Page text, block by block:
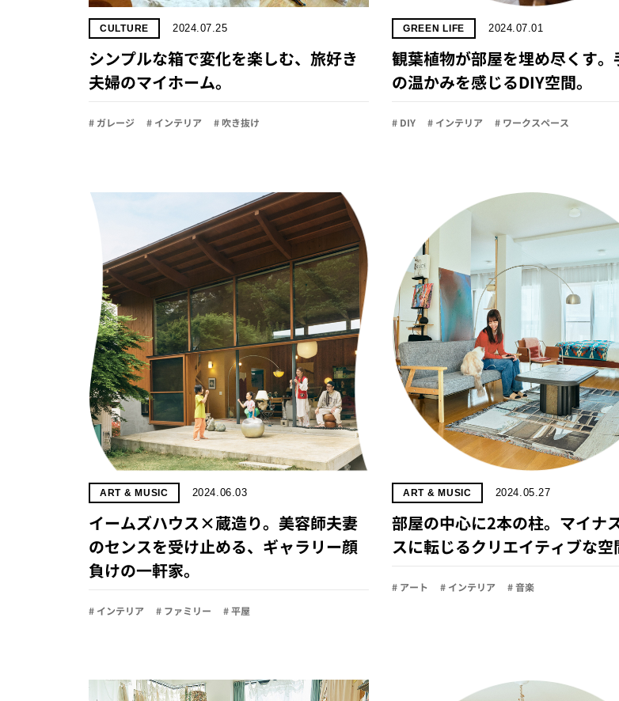
CULTURE 2024.07.25
シンプルな箱で変化を楽しむ、旅好き
夫婦のマイホーム。
# ガレージ # インテリア # 吹き抜け
GREEN LIFE 2024.07.01
観葉植物が部屋を埋め尽くす。
の温かみを感じるDIY空間。
# DIY # インテリア # ワークスペース
ART & MUSIC 2024.06.03
イームズハウス×蔵造り。美容師夫妻
のセンスを受け止める、ギャラリー顔
負けの一軒家。
# インテリア # ファミリー # 平屋
ART & MUSIC 2024.05.27
部屋の中心に2本の柱。マイナ
スに転じるクリエイティブな空
# アート # インテリア # 音楽